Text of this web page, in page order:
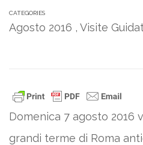
CATEGORIES
Agosto 2016 , Visite
Domenica 7 agosto 2016
grandi terme di Roma